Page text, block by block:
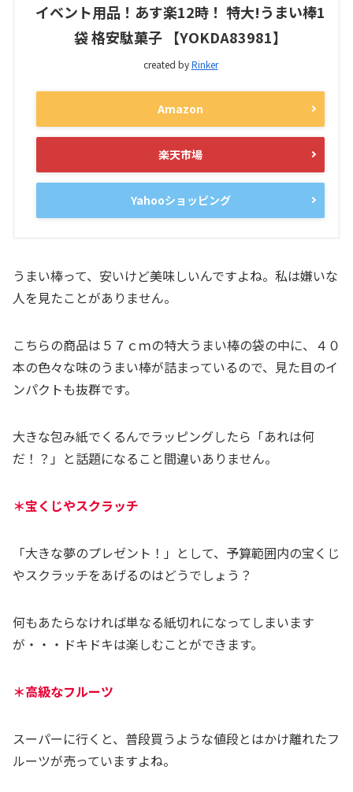
イベント用品！あす楽12時！ 特大!うまい棒1
袋 格安駄菓子 【YOKDA83981】
created byRinker
Amazon
楽天市場
Yahooショッピング
うまい棒って、安いけど美味しいんですよね。私は嫌いな
人を見たことがありません。
こちらの商品は５７ｃｍの特大うまい棒の袋の中に、４０
本の色々な味のうまい棒が詰まっているので、見た目のイ
ンパクトも抜群です。
大きな包み紙でくるんでラッピングしたら「あれは何
だ！？」と話題になること間違いありません。
＊宝くじやスクラッチ
「大きな夢のプレゼント！」として、予算範囲内の宝くじ
やスクラッチをあげるのはどうでしょう？
何もあたらなければ単なる紙切れになってしまいます
が・・・ドキドキは楽しむことができます。
＊高級なフルーツ
スーパーに行くと、普段買うような値段とはかけ離れたフ
ルーツが売っていますよね。